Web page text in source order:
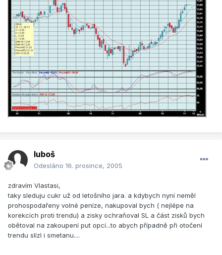
luboš
Odesláno 16. prosince, 2005
zdravím Vlastasi,
taky sleduju cukr už od letošního jara. a kdybych nyní neměl
prohospodařeny volné peníze, nakupoval bych ( nejlépe na
korekcích proti trendu) a zisky ochraňoval SL a část zisků bych
obětoval na zakoupení put opcí...to abych případně při otočení
trendu slízl i smetanu....